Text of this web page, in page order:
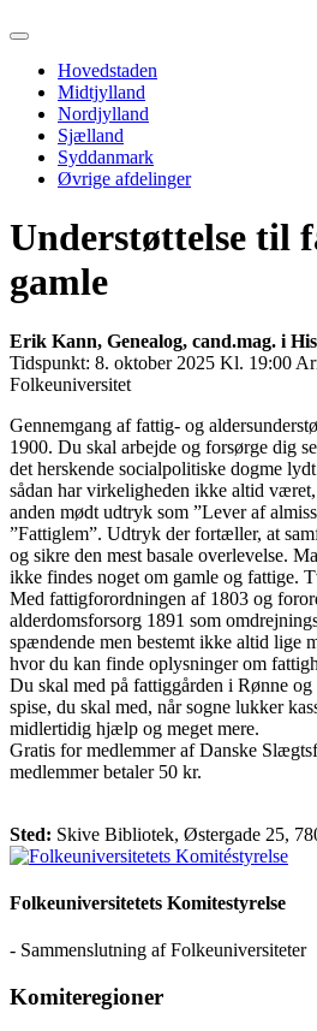
Primary
Hovedstaden
Midtjylland
Nordjylland
Sjælland
Syddanmark
Øvrige afdelinger
Understøttelse til
gamle
Erik Kann, Genealog, cand.mag. i
Tidspunkt: 8. oktober 2025 Kl. 19:00
Folkeuniversitet
Gennemgang af fattig- og
1900. Du skal arbejde og forsørge dig
det herskende socialpolitiske dogme
sådan har virkeligheden ikke altid
anden mødt udtryk som ”Lever af
”Fattiglem”. Udtryk der fortæller, at
og sikre den mest basale overlevelse.
ikke findes noget om gamle og fattige.
Med fattigforordningen af 1803 og
alderdomsforsorg 1891 som
spændende men bestemt ikke altid lige
hvor du kan finde oplysninger om
Du skal med på fattiggården i Rønne
spise, du skal med, når sogne lukker
midlertidig hjælp og meget mere.
Gratis for medlemmer af Danske
medlemmer betaler 50 kr.
Sted: Skive Bibliotek, Østergade 25,
Folkeuniversitetets Komitestyrelse
- Sammenslutning af Folkeuniversiteter
Komiteregioner